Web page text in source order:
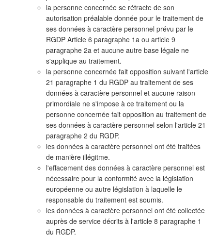
la personne concernée se rétracte de son
autorisation préalable donnée pour le traitement de
ses données à caractère personnel prévu par le
RGDP Article 6 paragraphe 1a ou article 9
paragraphe 2a et aucune autre base légale ne
s'applique au traitement.
la personne concernée fait opposition suivant l'article
21 paragraphe 1 du RGDP au traitement de ses
données à caractère personnel et aucune raison
primordiale ne s'impose à ce traitement ou la
personne concernée fait opposition au traitement de
ses données à caractère personnel selon l'article 21
paragraphe 2 du RGDP.
les données à caractère personnel ont été traitées
de manière illégitme.
l'effacement des données à caractère personnel est
nécessaire pour la conformité avec la législation
européenne ou autre législation à laquelle le
responsable du traitement est soumis.
les données à caractère personnel ont été collectée
auprès de service décrits à l'article 8 paragraphe 1
du RGDP.